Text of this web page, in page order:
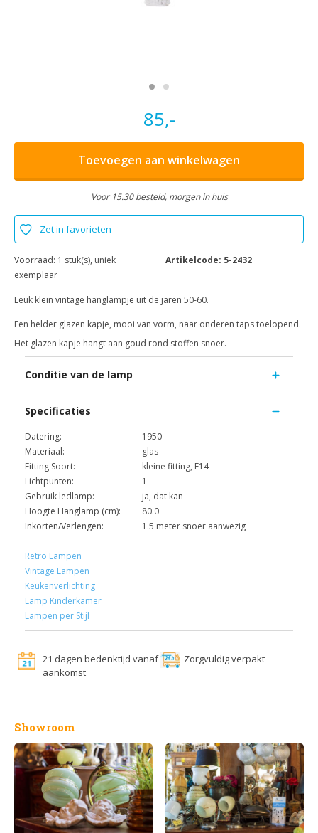
85,-
Toevoegen aan winkelwagen
Voor 15.30 besteld, morgen in huis
Zet in favorieten
Voorraad: 1 stuk(s), uniek
exemplaar
Artikelcode: 5-2432
Leuk klein vintage hanglampje uit de jaren 50-60.
Een helder glazen kapje, mooi van vorm, naar onderen taps toelopend.
Het glazen kapje hangt aan goud rond stoffen snoer.
Conditie van de lamp
Specificaties
Datering:
1950
Materiaal:
glas
Fitting Soort:
kleine fitting, E14
Lichtpunten:
1
Gebruik ledlamp:
ja, dat kan
Hoogte Hanglamp (cm):
80.0
Inkorten/Verlengen:
1.5 meter snoer aanwezig
Retro Lampen
Vintage Lampen
Keukenverlichting
Lamp Kinderkamer
Lampen per Stijl
21 dagen bedenktijd vanaf
aankomst
Zorgvuldig verpakt
Showroom